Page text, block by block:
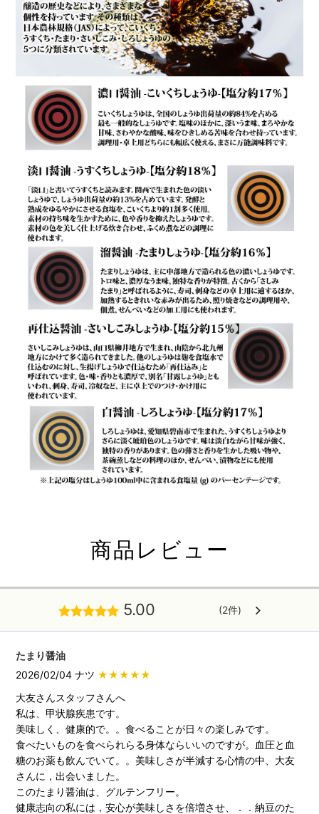
商品レビュー
5.00 (2件)
たまり醤油
2026/02/04 ナツ ★★★★★
大友さんスタッフさんへ
私は、甲状腺疾患です。
美味しく、健康的で。。食べることが日々の楽しみです。
食べたいものを食べられらる身体ならいいのですが。血圧と血
糖のお薬も飲んでいて。。美味しさが半減する心情の中、大友
さんに，出会いました。
このたまり醤油は、グルテンフリー。
健康志向の私には，安心が美味しさを倍増させ、．．納豆のた